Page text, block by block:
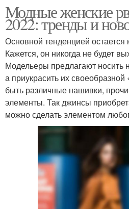
Модные женские
2022: тренды и
Основной тенденцией остается
Кажется, он никогда не будет
Модельеры предлагают носить
а приукрасить их
быть различные нашивки,
элементы. Так джинсы
можно сделать элементом